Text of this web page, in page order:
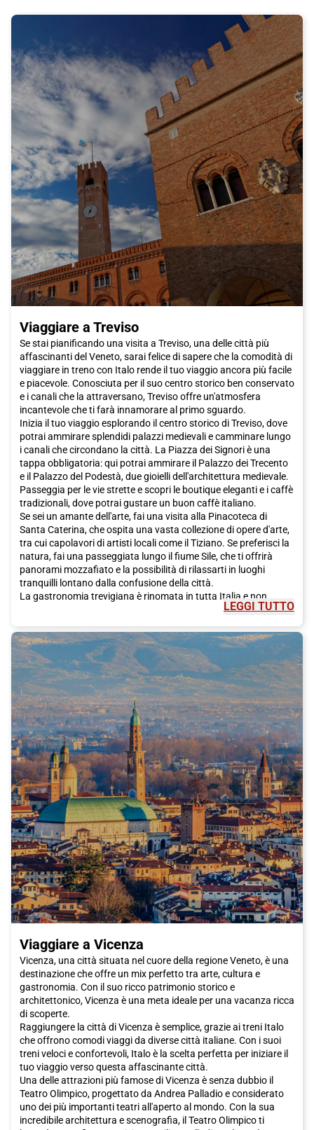
Viaggiare a Treviso
Se stai pianificando una visita a Treviso, una delle città più
affascinanti del Veneto, sarai felice di sapere che la comodità di
viaggiare in treno con Italo rende il tuo viaggio ancora più facile
e piacevole. Conosciuta per il suo centro storico ben conservato
e i canali che la attraversano, Treviso offre un'atmosfera
incantevole che ti farà innamorare al primo sguardo.
Inizia il tuo viaggio esplorando il centro storico di Treviso, dove
potrai ammirare splendidi palazzi medievali e camminare lungo
i canali che circondano la città. La Piazza dei Signori è una
tappa obbligatoria: qui potrai ammirare il Palazzo dei Trecento
e il Palazzo del Podestà, due gioielli dell'architettura medievale.
Passeggia per le vie strette e scopri le boutique eleganti e i caffè
tradizionali, dove potrai gustare un buon caffè italiano.
Se sei un amante dell'arte, fai una visita alla Pinacoteca di
Santa Caterina, che ospita una vasta collezione di opere d'arte,
tra cui capolavori di artisti locali come il Tiziano. Se preferisci la
natura, fai una passeggiata lungo il fiume Sile, che ti offrirà
panorami mozzafiato e la possibilità di rilassarti in luoghi
tranquilli lontano dalla confusione della città.
La gastronomia trevigiana è rinomata in tutta Italia e non
potrai lasciare la città senza assaggiare alcuni piatti locali.
rosso di Treviso, un'insalata croccante e gustosa che troverai in
molti ristoranti. Prosegui con un primo piatto di risotto al
radicchio, un piatto tipico che ti conquisterà con i suoi sapori
intensi. Per il secondo, assicurati di provare il coniglio in umido,
un piatto tradizionale che ti farà sentire il vero sapore della
cucina trevigiana. E non dimenticare di accompagnare tutto
con un buon bicchiere di Prosecco, il vino frizzante che viene
prodotto nella regione circostante.
Durante la tua visita a Treviso, non puoi perderti una visita alla
Cattedrale di San Pietro Apostolo, uno dei simboli più
importanti della città. Questa maestosa chiesa è ricca di tesori
artistici, tra cui il famoso Battistero di San Giovanni, un vero
capolavoro del XV secolo. Dopo la visita alla Cattedrale, ti
consiglio di fare una passeggiata lungo le mura medievali della
città, ammirando le torri e le fortificazioni che la circondano.
Infine, non puoi lasciare Treviso senza provare una delle
specialità dolciarie più famose della città: il tiramisù. Tieni gli
occhi aperti per trovare una pasticceria locale che prepara
questo delizioso dolce secondo la ricetta tradizionale. Ti
assicuro che ne vale la pena!
In conclusione, Treviso è una città ricca di storia, arte e delizie
culinarie che merita sicuramente una visita. Scegli Italo per il
LEGGI TUTTO
Viaggiare a Vicenza
Vicenza, una città situata nel cuore della regione Veneto, è una
destinazione che offre un mix perfetto tra arte, cultura e
gastronomia. Con il suo ricco patrimonio storico e
architettonico, Vicenza è una meta ideale per una vacanza ricca
di scoperte.
Raggiungere la città di Vicenza è semplice, grazie ai treni Italo
che offrono comodi viaggi da diverse città italiane. Con i suoi
treni veloci e confortevoli, Italo è la scelta perfetta per iniziare il
tuo viaggio verso questa affascinante città.
Una delle attrazioni più famose di Vicenza è senza dubbio il
Teatro Olimpico, progettato da Andrea Palladio e considerato
uno dei più importanti teatri all'aperto al mondo. Con la sua
incredibile architettura e scenografia, il Teatro Olimpico ti